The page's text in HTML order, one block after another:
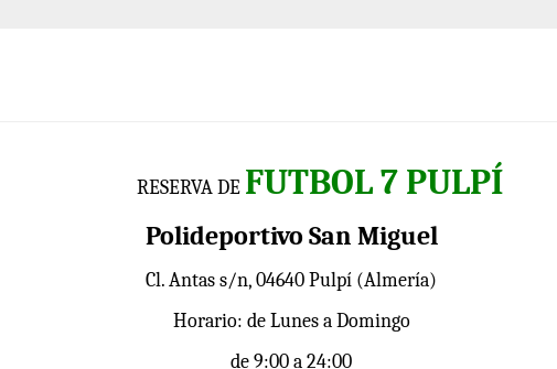
RESERVA DE FUTBOL 7 PULPÍ
Polideportivo San Miguel
Cl. Antas s/n, 04640 Pulpí (Almería)
Horario: de Lunes a Domingo
de 9:00 a 24:00